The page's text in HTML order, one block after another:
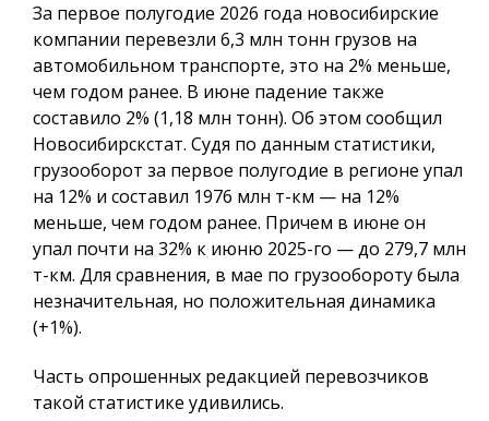
За первое полугодие 2026 года новосибирские
компании перевезли 6,3 млн тонн грузов на
автомобильном транспорте, это на 2% меньше,
чем годом ранее. В июне падение также
составило 2% (1,18 млн тонн). Об этом сообщил
Новосибирскстат. Судя по данным статистики,
грузооборот за первое полугодие в регионе упал
на 12% и составил 1976 млн т-км — на 12%
меньше, чем годом ранее. Причем в июне он
упал почти на 32% к июню 2025-го — до 279,7 млн
т-км. Для сравнения, в мае по грузообороту была
незначительная, но положительная динамика
(+1%).
Часть опрошенных редакцией перевозчиков
такой статистике удивились.